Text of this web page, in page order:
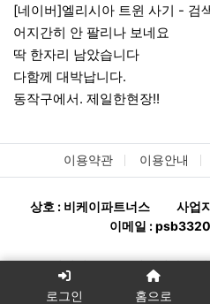
[네이버]엘리시아 트윈 사기 - 검
어지간히 안 팔리나 보네요
딱 한자리 남았습니다
다함께 대박납니다.
동작구에서. 제일한현장!!
이용약관 이용안내
상호 : 비케이파트너스
사업
이메일 :
분양완판114 - 분양상담사 구
로그인 홈으로